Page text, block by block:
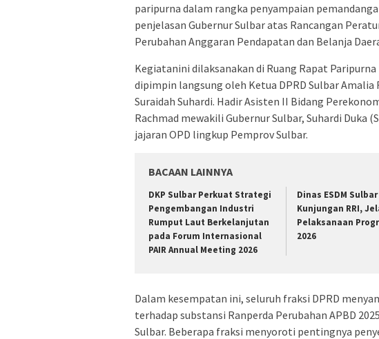
paripurna dalam rangka penyampaian
penjelasan Gubernur Sulbar atas Rancangan
Perubahan Anggaran Pendapatan dan Belanja
Kegiatanini dilaksanakan di Ruang Rapat Paripurna
dipimpin langsung oleh Ketua DPRD Sulbar Amalia
Suraidah Suhardi. Hadir Asisten II Bidang
Rachmad mewakili Gubernur Sulbar, Suhardi Duka
jajaran OPD lingkup Pemprov Sulbar.
BACAAN LAINNYA
DKP Sulbar Perkuat Strategi
Pengembangan Industri
Rumput Laut Berkelanjutan
pada Forum Internasional
PAIR Annual Meeting 2026
Dinas ESDM
Kunjungan RRI,
Pelaksanaan
2026
Dalam kesempatan ini, seluruh fraksi DPRD
terhadap substansi Ranperda Perubahan APBD
Sulbar. Beberapa fraksi menyoroti pentingnya